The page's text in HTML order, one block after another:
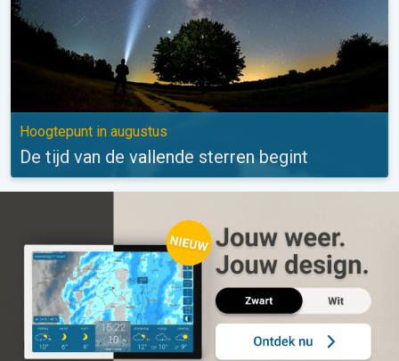
Hoogtepunt in augustus
De tijd van de vallende sterren begint